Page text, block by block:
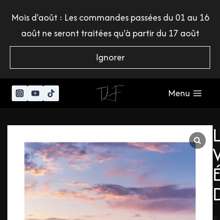
Mois d'août : Les commandes passées du 01 au 16
août ne seront traitées qu'à partir du 17 août
Ignorer
Menu